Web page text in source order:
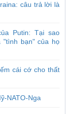
câu trả lời là
Putin: Tại sao
"tình bạn" của họ
cái cớ cho thất
NATO-Nga